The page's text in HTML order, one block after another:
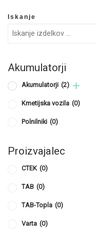
Iskanje
Akumulatorji
Akumulatorji (2)
Kmetijska vozila (0)
Polnilniki (0)
Proizvajalec
CTEK (0)
TAB (0)
TAB-Topla (0)
Varta (0)